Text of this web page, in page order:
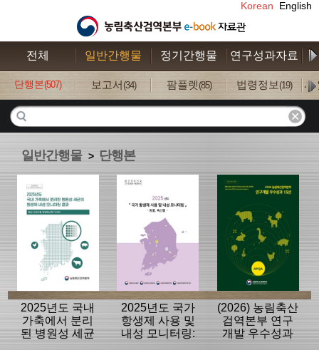
Korean English
전체 일반간행물 정기간행물 연구성과자료
단행본(507) 보고서 (34) 팜플렛 (85) 법령정보(19) 사
일반간행물 > 단행본
2025년도 국내
가축에서 분리
된 병원성 세균
2025년도 국가
항생제 사용 및
내성 모니터링:
(2026) 농림축산
검역본부 연구
개발 우수성과